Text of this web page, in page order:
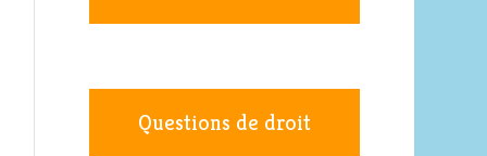
Questions de droit